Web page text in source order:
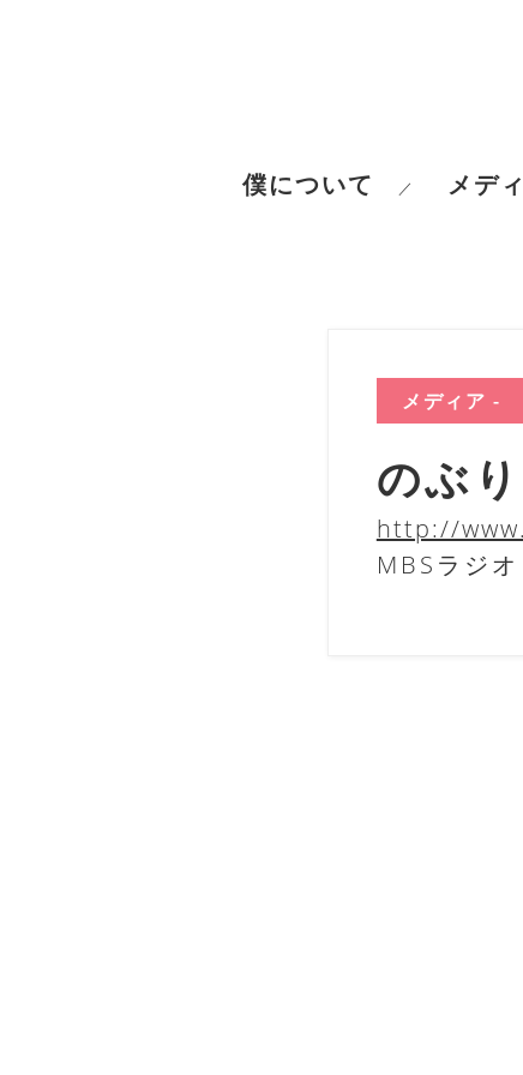
僕について ／ メデ
メディア -
のぶ
http://
MBSラジ